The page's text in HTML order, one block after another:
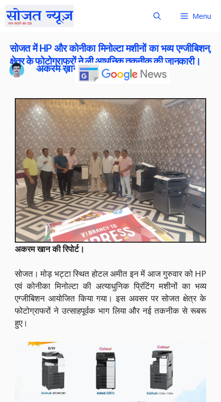
Menu
सोजत में HP और कोनीका मिनोल्टा मशीनों का भव्य एग्जीबिशन,
क्षेत्र के फोटोग्राफरों ने ली आधुनिक तकनीक की जानकारी।
अकरम ख़ान
Publish On:22 January 2026
अकरम खान की रिपोर्ट।
सोजत। मोड़ भट्टा स्थित होटल अमीत इन में आज गुरुवार को HP
एवं कोनीका मिनोल्टा की अत्याधुनिक प्रिंटिंग मशीनों का भव्य
एग्जीबिशन आयोजित किया गया। इस अवसर पर सोजत क्षेत्र के
फोटोग्राफरों ने उत्साहपूर्वक भाग लिया और नई तकनीक से रूबरू
हुए।